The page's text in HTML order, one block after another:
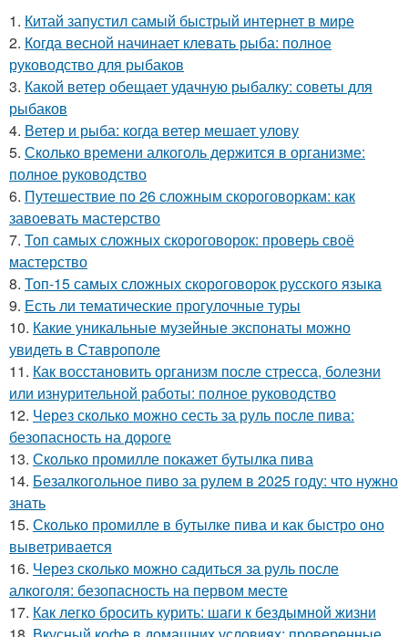
1. Китай запустил самый быстрый интернет в мире
2. Когда весной начинает клевать рыба: полное
руководство для рыбаков
3. Какой ветер обещает удачную рыбалку: советы для
рыбаков
4. Ветер и рыба: когда ветер мешает улову
5. Сколько времени алкоголь держится в организме:
полное руководство
6. Путешествие по 26 сложным скороговоркам: как
завоевать мастерство
7. Топ самых сложных скороговорок: проверь своё
мастерство
8. Топ-15 самых сложных скороговорок русского языка
9. Есть ли тематические прогулочные туры
10. Какие уникальные музейные экспонаты можно
увидеть в Ставрополе
11. Как восстановить организм после стресса, болезни
или изнурительной работы: полное руководство
12. Через сколько можно сесть за руль после пива:
безопасность на дороге
13. Сколько промилле покажет бутылка пива
14. Безалкогольное пиво за рулем в 2025 году: что нужно
знать
15. Сколько промилле в бутылке пива и как быстро оно
выветривается
16. Через сколько можно садиться за руль после
алкоголя: безопасность на первом месте
17. Как легко бросить курить: шаги к бездымной жизни